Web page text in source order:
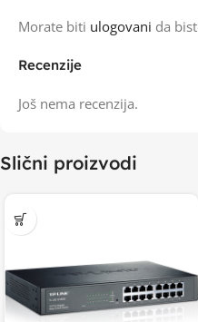
Recenzije
Još nema recenzija.
Morate biti ulogovani da
Slični proizvodi